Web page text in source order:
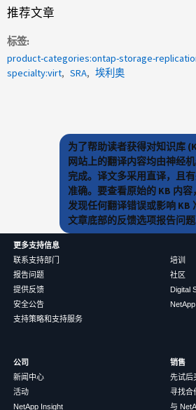
推荐文章
标签
specialty:virt
SRA 埃利奥
为了帮助读者获得对知识库
网站上的翻译内容均由神经
完成。译文多采用直译，且
准确。要查看原始的 KB 内
发现任何翻译错误或影响 KB
文章底部的反馈选项报告问题
更多支持信息
联系支持部门
报告问题
提供反馈
安全公告
支持策略和支持服务
培训
社区
Digital
公司
新闻中心
活动
NetApp Insight
销售
先试后
寻找合
与